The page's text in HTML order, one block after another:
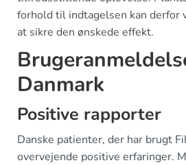
forhold til indtagelsen kan derfor
at sikre den ønskede effekt.
Danmark
Positive rapporter
Danske patienter, der har brugt
overvejende positive erfaringer.